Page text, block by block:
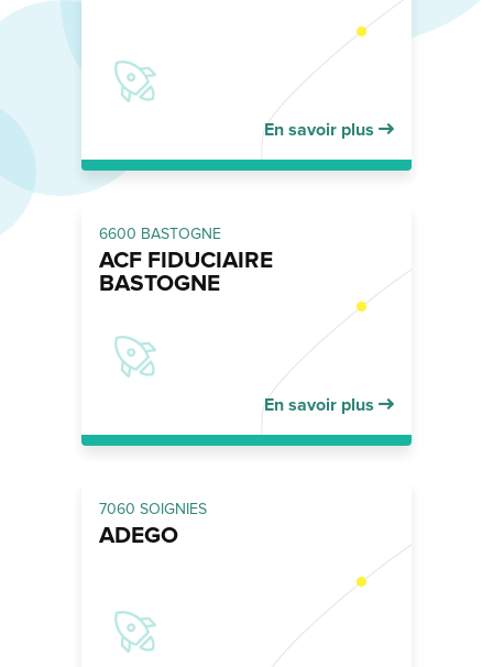
En savoir plus
6600 BASTOGNE
ACF FIDUCIAIRE
BASTOGNE
En savoir plus
7060 SOIGNIES
ADEGO